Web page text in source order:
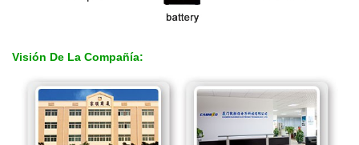
Visión De La Compañía: